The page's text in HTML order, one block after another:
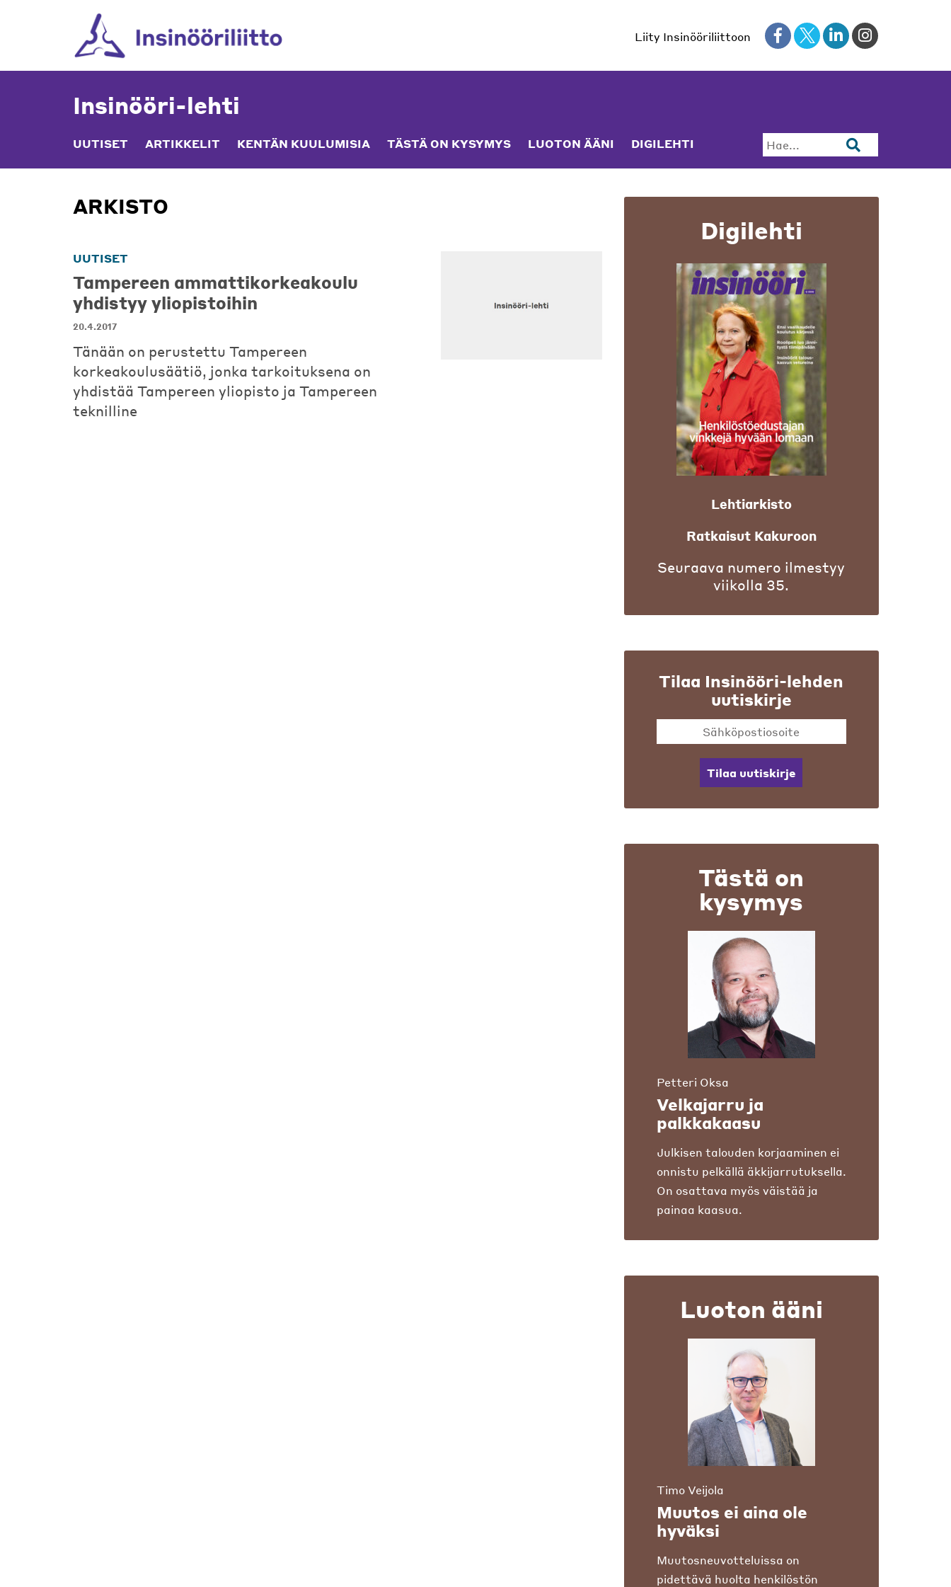
Liity Insinööriliittoon
Insinööri-lehti
UUTISET ARTIKKELIT KENTÄN KUULUMISIA TÄSTÄ ON KYSYMYS LUOTON ÄÄNI DIGILEHTI Hae...
ARKISTO
UUTISET
Tampereen ammattikorkeakoulu
yhdistyy yliopistoihin
20.4.2017
Tänään on perustettu Tampereen
korkeakoulusäätiö, jonka tarkoituksena on
yhdistää Tampereen yliopisto ja Tampereen
teknilline
Digilehti
Lehtiarkisto
Ratkaisut Kakuroon
Seuraava numero ilmestyy
viikolla 35.
Tilaa Insinööri-lehden
uutiskirje
Tilaa uutiskirje
Tästä on
kysymys
Petteri Oksa
Velkajarru ja
palkkakaasu
Julkisen talouden korjaaminen ei
onnistu pelkällä äkkijarrutuksella.
On osattava myös väistää ja
painaa kaasua.
Luoton ääni
Timo Veijola
Muutos ei aina ole
hyväksi
Muutosneuvotteluissa on
pidettävä huolta henkilöstön